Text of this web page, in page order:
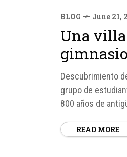
BLOG June 21,
Una villa
Descubrimiento
grupo de
800 años de
READ MORE